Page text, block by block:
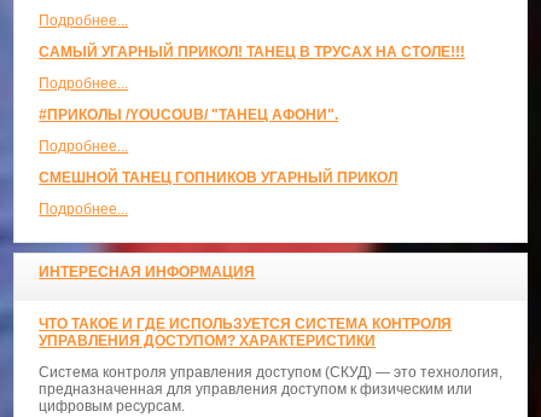
Подробнее...
САМЫЙ УГАРНЫЙ ПРИКОЛ! ТАНЕЦ В ТРУСАХ НА СТОЛЕ!!!
Подробнее...
#ПРИКОЛЫ /YOUCOUB/ "ТАНЕЦ АФОНИ".
Подробнее...
СМЕШНОЙ ТАНЕЦ ГОПНИКОВ УГАРНЫЙ ПРИКОЛ
Подробнее...
ИНТЕРЕСНАЯ ИНФОРМАЦИЯ
ЧТО ТАКОЕ И ГДЕ ИСПОЛЬЗУЕТСЯ СИСТЕМА КОНТРОЛЯ
УПРАВЛЕНИЯ ДОСТУПОМ? ХАРАКТЕРИСТИКИ
Система контроля управления доступом (СКУД) — это технология,
предназначенная для управления доступом к физическим или
цифровым ресурсам.